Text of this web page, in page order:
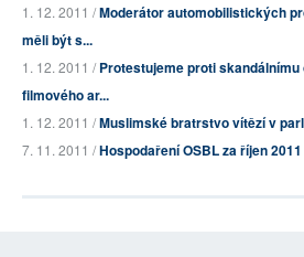
1. 12. 2011 /Moderátor automobilistických
měli být s...
1. 12. 2011 /Protestujeme proti
filmového ar...
1. 12. 2011 /Muslimské bratrstvo vítězí v
7. 11. 2011 /Hospodaření OSBL za říjen 2011